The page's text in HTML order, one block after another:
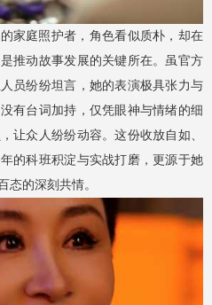
家庭照护者，角色看似质朴，却在
推动故事发展的关键所在。虽官方
员纷纷坦言，她的表演极具张力与
有台词加持，仅凭眼神与情绪的细
让众人纷纷动容。这份收放自如、
的科班积淀与实战打磨，更源于她
态的深刻共情。